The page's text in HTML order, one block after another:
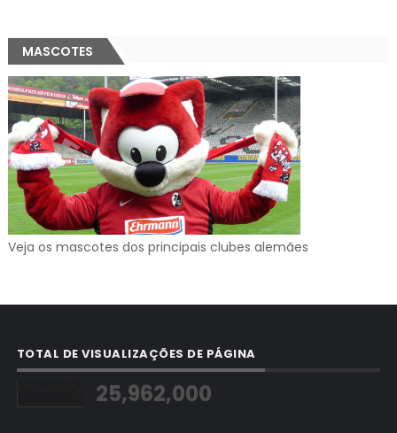
MASCOTES
Veja os mascotes dos principais clubes alemães
TOTAL DE VISUALIZAÇÕES DE PÁGINA
25,962,000